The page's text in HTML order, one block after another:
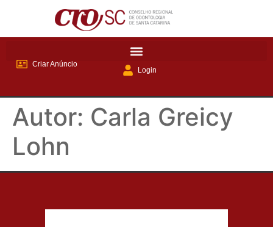
Criar Anúncio
Login
Autor: Carla Greicy
Lohn